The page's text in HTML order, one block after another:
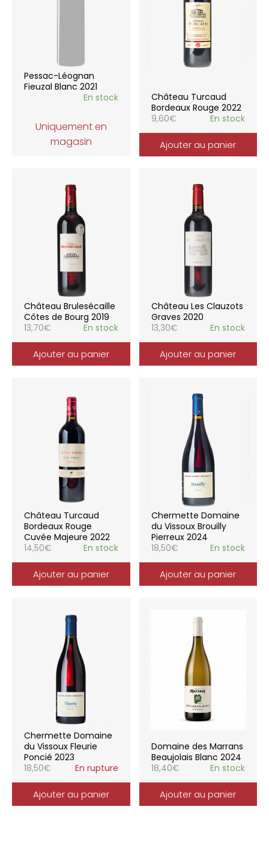
Pessac-Léognan
Fieuzal Blanc 2021
En stock
Uniquement en
magasin
Château Turcaud
Bordeaux Rouge 2022
9,60€ En stock
Ajouter au panier
Château Brulesécaille
Côtes de Bourg 2019
13,70€ En stock
Ajouter au panier
Château Les Clauzots
Graves 2020
13,30€ En stock
Ajouter au panier
Château Turcaud
Bordeaux Rouge
Cuvée Majeure 2022
14,50€ En stock
Ajouter au panier
Chermette Domaine
du Vissoux Brouilly
Pierreux 2024
18,50€ En stock
Ajouter au panier
Chermette Domaine
du Vissoux Fleurie
Poncié 2023
18,50€ En rupture
Ajouter au panier
Domaine des Marrans
Beaujolais Blanc 2024
18,40€ En stock
Ajouter au panier